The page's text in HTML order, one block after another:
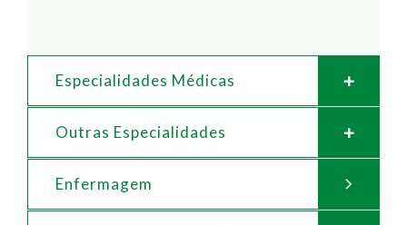
Especialidades Médicas
Outras Especialidades
Enfermagem